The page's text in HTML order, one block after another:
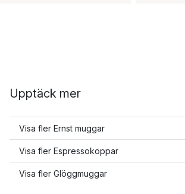
Upptäck mer
Visa fler Ernst muggar
Visa fler Espressokoppar
Visa fler Glöggmuggar